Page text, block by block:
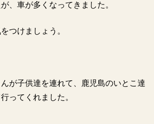
、車が多くなってきました。
つけましょう。
が子供達を連れて、鹿児島のいとこ達
ってくれました。